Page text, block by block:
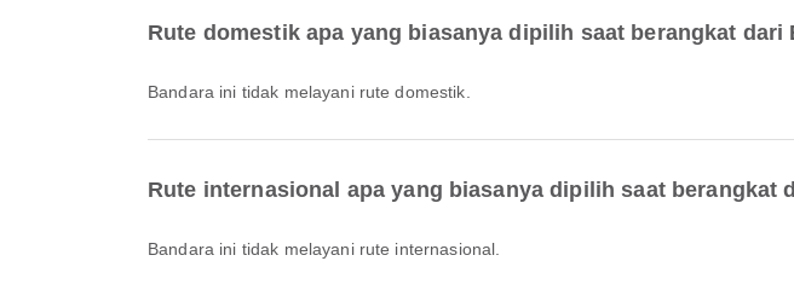
Rute domestik apa yang biasanya dipilih saat berangkat dari
Bandara ini tidak melayani rute domestik.
Rute internasional apa yang biasanya dipilih saat berangkat
Bandara ini tidak melayani rute internasional.